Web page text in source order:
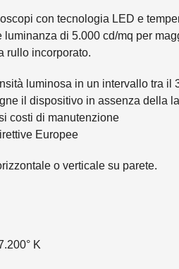
con tecnologia LED e
di 5.000 cd/mq per
rullo incorporato.
luminosa in un intervallo tra il
il dispositivo in assenza della
costi di manutenzione
Europee
o verticale su parete.
K